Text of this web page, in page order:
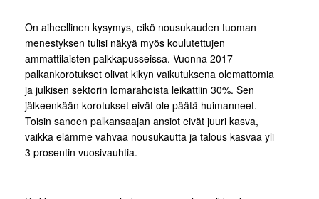
On aiheellinen kysymys, eikö nousukauden tuoman
menestyksen tulisi näkyä myös koulutettujen
ammattilaisten palkkapusseissa. Vuonna 2017
palkankorotukset olivat kikyn vaikutuksena olemattomia
ja julkisen sektorin lomarahoista leikattiin 30%. Sen
jälkeenkään korotukset eivät ole päätä huimanneet.
Toisin sanoen palkansaajan ansiot eivät juuri kasva,
vaikka elämme vahvaa nousukautta ja talous kasvaa yli
3 prosentin vuosivauhtia.